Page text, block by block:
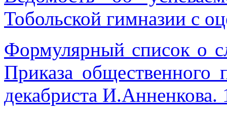
Тобольской гимназии с
Формулярный список о
Приказа общественного
декабриста И.Анненкова.